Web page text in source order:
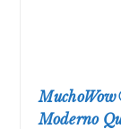
Moderno